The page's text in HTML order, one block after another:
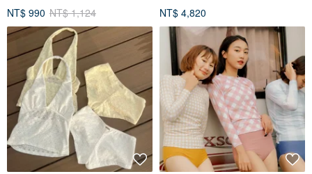
NT$ 990 NT$ 1,124
NT$ 4,820